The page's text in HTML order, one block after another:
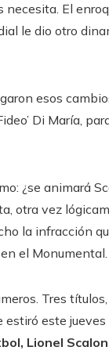
El
le dio otro
esos
Di María,
¿se animará
otra vez
la infracción
el Monumental.
Tres
este jueves
Lionel